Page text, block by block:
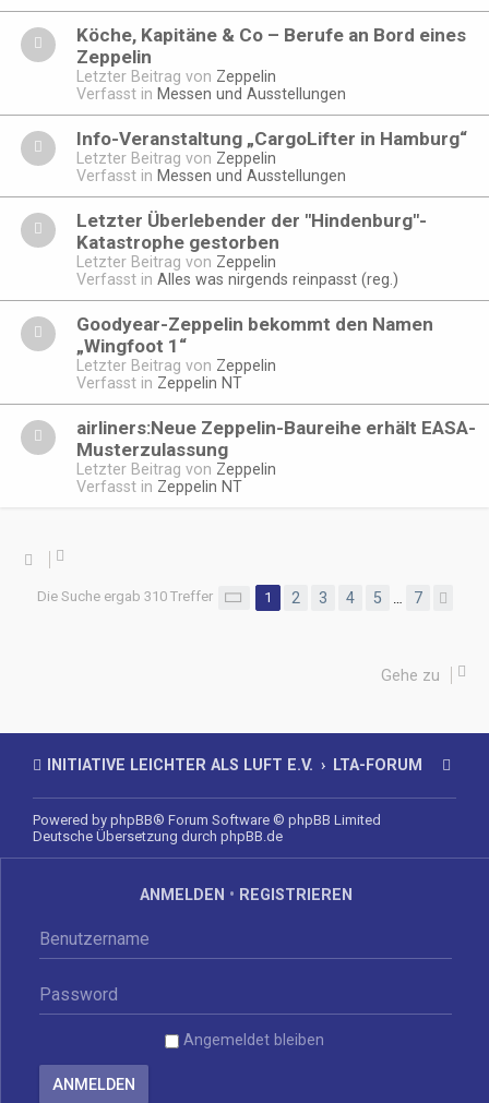
Köche, Kapitäne & Co – Berufe an Bord eines
Zeppelin
Letzter Beitrag von Zeppelin
Verfasst in Messen und Ausstellungen
Info-Veranstaltung „CargoLifter in Hamburg“
Letzter Beitrag von Zeppelin
Verfasst in Messen und Ausstellungen
Letzter Überlebender der "Hindenburg"-
Katastrophe gestorben
Letzter Beitrag von Zeppelin
Verfasst in Alles was nirgends reinpasst (reg.)
Goodyear-Zeppelin bekommt den Namen
„Wingfoot 1“
Letzter Beitrag von Zeppelin
Verfasst in Zeppelin NT
airliners:Neue Zeppelin-Baureihe erhält EASA-
Musterzulassung
Letzter Beitrag von Zeppelin
Verfasst in Zeppelin NT
Die Suche ergab 310 Treffer Seite 1von
1 2 3 4 5 7
Gehe zu
INITIATIVE LEICHTER ALS LUFT E.V. LTA-FORUM
Powered by phpBB® Forum Software © phpBB Limited
Deutsche Übersetzung durch phpBB.de
ANMELDEN • REGISTRIEREN
Angemeldet bleiben